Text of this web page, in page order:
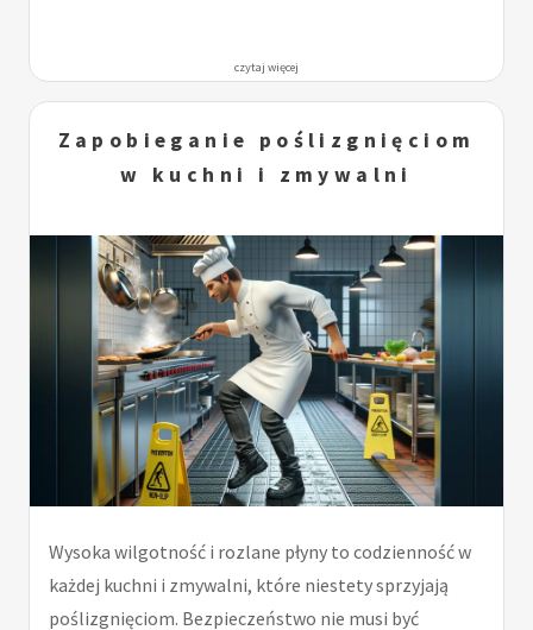
czytaj więcej
Zapobieganie poślizgnięciom
w kuchni i zmywalni
Wysoka wilgotność i rozlane płyny to codzienność w
każdej kuchni i zmywalni, które niestety sprzyjają
poślizgnięciom. Bezpieczeństwo nie musi być